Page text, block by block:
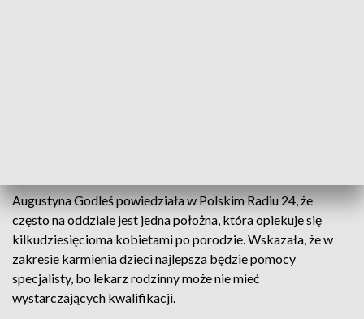
Augustyna Godleś powiedziała w Polskim Radiu 24, że
często na oddziale jest jedna położna, która opiekuje się
kilkudziesięcioma kobietami po porodzie. Wskazała, że w
zakresie karmienia dzieci najlepsza będzie pomocy
specjalisty, bo lekarz rodzinny może nie mieć
wystarczających kwalifikacji.